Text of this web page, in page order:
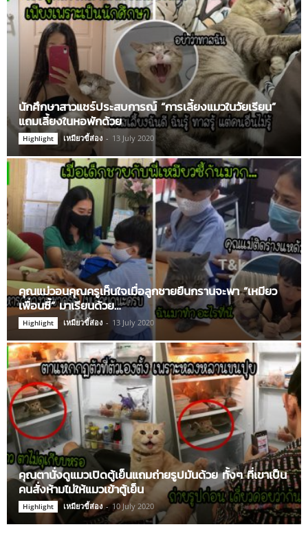
นักศึกษาสาวแชร์ประสบการณ์ “การเลี้ยงแมวในวัยเรียน”
แถมเลี้ยงในหอพักด้วย
Highlight เหมียวขี้ส่อง - 13 July 2020
คุณแม่วอนคุณครูเห็นใจเมื่อลูกชายยืนกรานจะพา “เหมียว
เพื่อนซี้” มาเรียนด้วย…
Highlight เหมียวขี้ส่อง - 13 July 2020
คุณตานั่งดูแมวเปิดตู้เย็นแถมถ่ายรูปมันด้วย ทั้งๆ ที่เขาเป็น
คนสั่งห้ามไม่ให้แมวเข้าตู้เย็น
Highlight เหมียวขี้ส่อง - 10 July 2020